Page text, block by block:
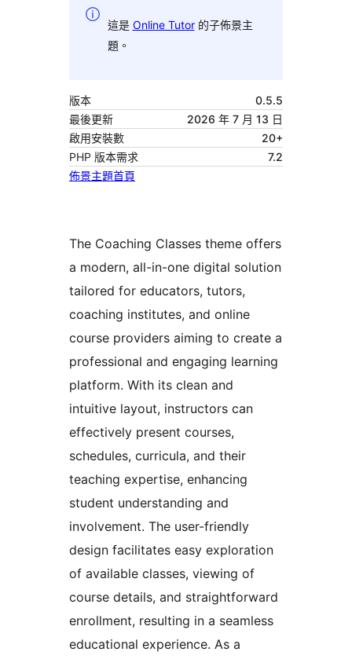
這是 Online Tutor的子佈景主
題。
版本
0.5.5
最後更新
2026 年 7 月 13 日
啟用安裝數
20+
PHP 版本需求
7.2
佈景主題首頁
The Coaching Classes theme offers
a modern, all-in-one digital solution
tailored for educators, tutors,
coaching institutes, and online
course providers aiming to create a
professional and engaging learning
platform. With its clean and
intuitive layout, instructors can
effectively present courses,
schedules, curricula, and their
teaching expertise, enhancing
student understanding and
involvement. The user-friendly
design facilitates easy exploration
of available classes, viewing of
course details, and straightforward
enrollment, resulting in a seamless
educational experience. As a